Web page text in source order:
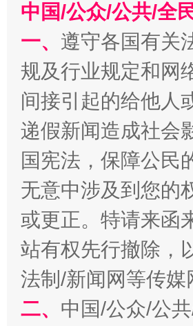
千年窑火 生生不息
中国/公众/公共/全
一、 遵守各国有关
规及行业规定和网
间接引起的给他人
递假新闻造成社会
国宪法，保障公民
无意中涉及到您的
或更正。特请来函
站有权先行撤除，
法制/新闻网等传
二、 中国/公众/公